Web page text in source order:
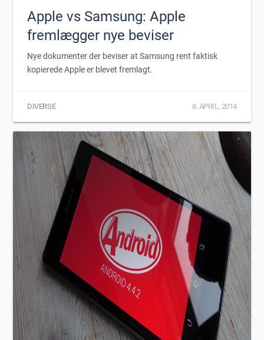
Apple vs Samsung: Apple
fremlægger nye beviser
Nye dokumenter der beviser at Samsung rent faktisk
kopierede Apple er blevet fremlagt.
DIVERSE 8. APRIL, 2014